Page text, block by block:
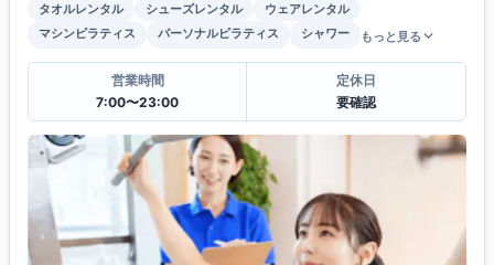
タオルレンタル シューズレンタル
ウェアレンタル
マシンピラティス
パーソナルピラティス シャワー もっと見る
営業時間
7:00〜23:00
定休日
要確認